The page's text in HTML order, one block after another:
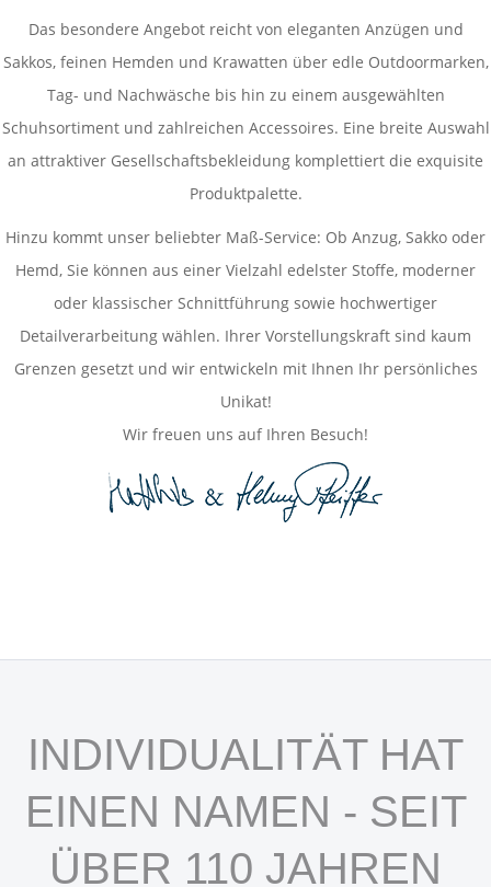
Das besondere Angebot reicht von eleganten Anzügen und
Sakkos, feinen Hemden und Krawatten über edle Outdoormarken,
Tag- und Nachwäsche bis hin zu einem ausgewählten
Schuhsortiment und zahlreichen Accessoires. Eine breite Auswahl
an attraktiver Gesellschaftsbekleidung komplettiert die exquisite
Produktpalette.
Hinzu kommt unser beliebter Maß-Service: Ob Anzug, Sakko oder
Hemd, Sie können aus einer Vielzahl edelster Stoffe, moderner
oder klassischer Schnittführung sowie hochwertiger
Detailverarbeitung wählen. Ihrer Vorstellungskraft sind kaum
Grenzen gesetzt und wir entwickeln mit Ihnen Ihr persönliches
Unikat!
Wir freuen uns auf Ihren Besuch!
INDIVIDUALITÄT HAT
EINEN NAMEN - SEIT
ÜBER 110 JAHREN